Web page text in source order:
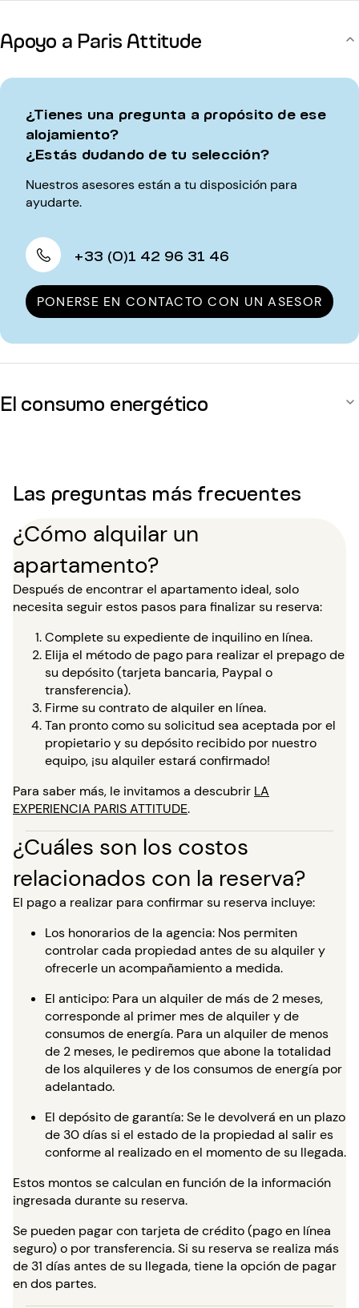
Apoyo a Paris Attitude
¿Tienes una pregunta a propósito de ese
alojamiento?
¿Estás dudando de tu selección?
Nuestros asesores están a tu disposición para
ayudarte.
+33 (0)1 42 96 31 46
PONERSE EN CONTACTO CON UN ASESOR
El consumo energético
Las preguntas más frecuentes
¿Cómo alquilar un
apartamento?
Después de encontrar el apartamento ideal, solo
necesita seguir estos pasos para finalizar su reserva:
Complete su expediente de inquilino en línea.
Elija el método de pago para realizar el prepago de
su depósito (tarjeta bancaria, Paypal o
transferencia).
Firme su contrato de alquiler en línea.
Tan pronto como su solicitud sea aceptada por el
propietario y su depósito recibido por nuestro
equipo, ¡su alquiler estará confirmado!
Para saber más, le invitamos a descubrir LA
EXPERIENCIA PARIS ATTITUDE.
¿Cuáles son los costos
relacionados con la reserva?
El pago a realizar para confirmar su reserva incluye:
Los honorarios de la agencia: Nos permiten
controlar cada propiedad antes de su alquiler y
ofrecerle un acompañamiento a medida.
El anticipo: Para un alquiler de más de 2 meses,
corresponde al primer mes de alquiler y de
consumos de energía. Para un alquiler de menos
de 2 meses, le pediremos que abone la totalidad
de los alquileres y de los consumos de energía por
adelantado.
El depósito de garantía: Se le devolverá en un plazo
de 30 días si el estado de la propiedad al salir es
conforme al realizado en el momento de su llegada.
Estos montos se calculan en función de la información
ingresada durante su reserva.
Se pueden pagar con tarjeta de crédito (pago en línea
seguro) o por transferencia. Si su reserva se realiza más
de 31 días antes de su llegada, tiene la opción de pagar
en dos partes.